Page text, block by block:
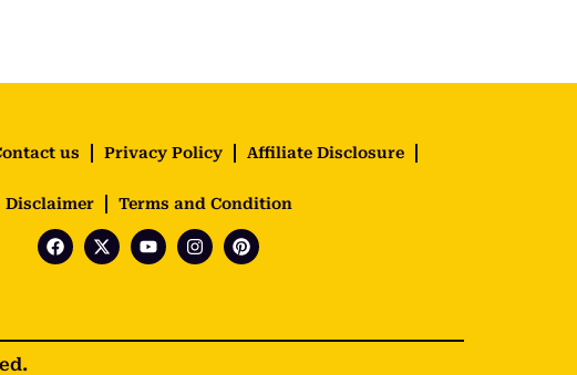
us Privacy Policy Affiliate Disclosure
Disclaimer Terms and Condition